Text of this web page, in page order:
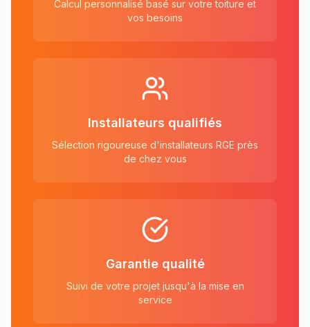
Calcul personnalisé basé sur votre toiture et
vos besoins
Installateurs qualifiés
Sélection rigoureuse d'installateurs RGE près
de chez vous
Garantie qualité
Suivi de votre projet jusqu'à la mise en
service